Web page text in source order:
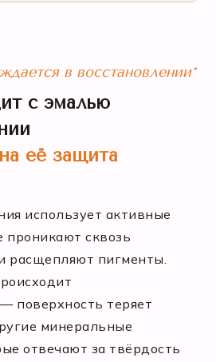
в восстановлении*
с эмалью
её защита
использует активные
проникают сквозь
расщепляют пигменты.
поверхность теряет
минеральные
отвечают за твёрдость